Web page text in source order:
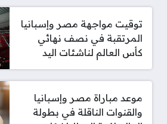
توقيت مواجهة مصر وإسبانيا
المرتقبة في نصف نهائي
كأس العالم لناشئات اليد
موعد مباراة مصر وإسبانيا
والقنوات الناقلة في بطولة